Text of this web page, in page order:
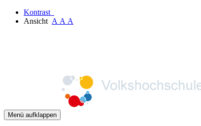
Kontrast
Ansicht A A A
Menü aufklappen